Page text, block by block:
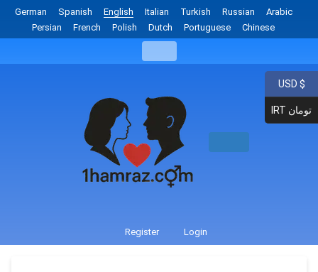
German Spanish English Italian Turkish Russian
Arabic
Persian
French Polish Dutch Portuguese Chinese
Register Login
USD $
IRT تومان